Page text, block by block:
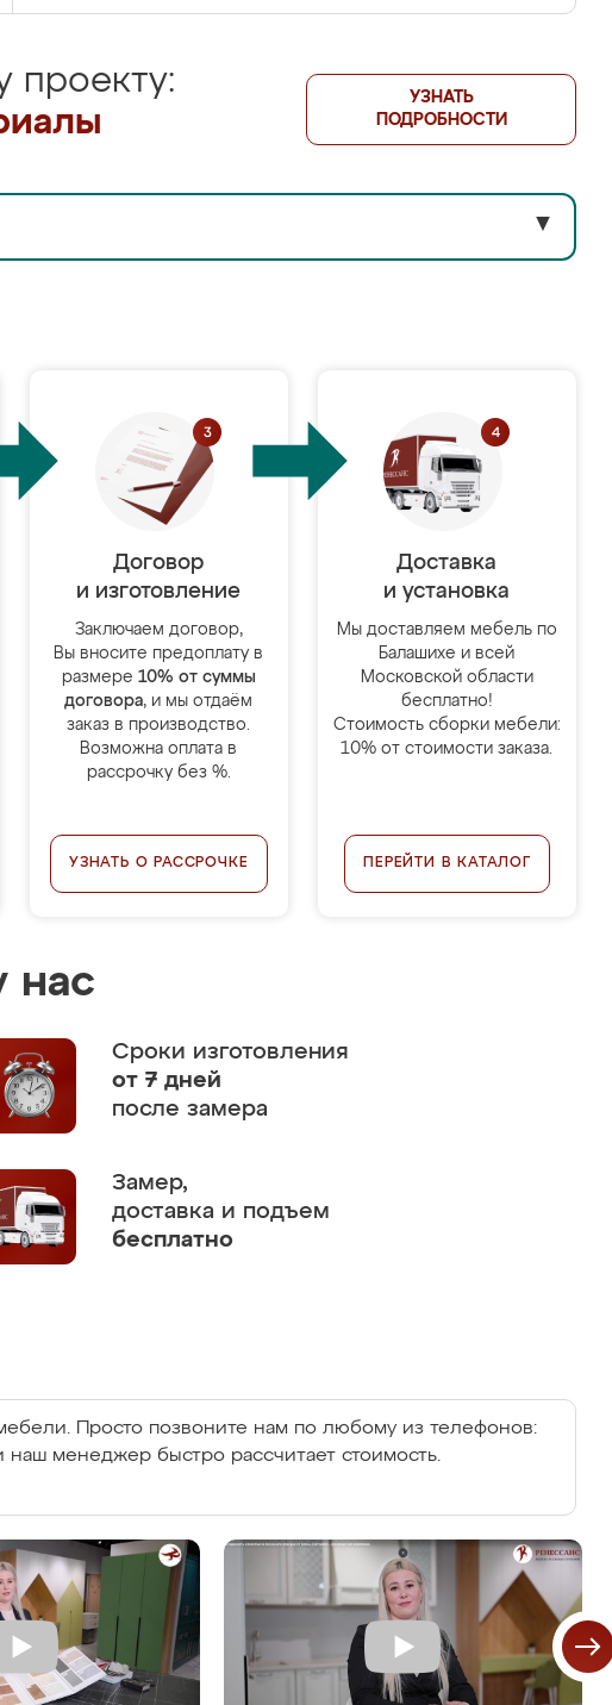
проекту:
УЗНАТЬ
ПОДРОБНОСТИ
▼
Договор
и изготовление
Заключаем договор,
Вы вносите предоплату в
размере 10% от суммы
договора, и мы отдаём
заказ в производство.
Возможна оплата в
рассрочку без %.
УЗНАТЬ О РАССРОЧКЕ
Доставка
и установка
Мы доставляем мебель по
Балашихе и всей
Московской области
бесплатно!
Стоимость сборки мебели:
10% от стоимости заказа.
ПЕРЕЙТИ В КАТАЛОГ
нас
Сроки изготовления
от 7 дней
после замера
Замер,
доставка и подъем
бесплатно
Просто позвоните нам по любому из телефонов:
наш менеджер быстро рассчитает стоимость.